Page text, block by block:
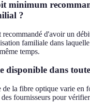
minimum
?
recommandé d'avoir un
familiale dans
temps.
disponible dans
la fibre optique varie en
des fournisseurs pour